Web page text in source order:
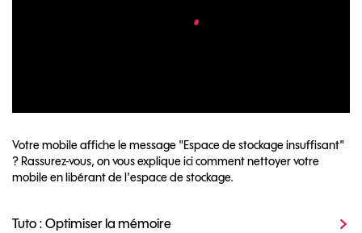
Votre mobile affiche le message "Espace de stockage insuffisant"
? Rassurez-vous, on vous explique ici comment nettoyer votre
mobile en libérant de l'espace de stockage.
Tuto : Optimiser la mémoire